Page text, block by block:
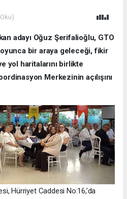
adayı Oğuz Şerifalioğlu, GTO
bir araya geleceği, fikir
yol haritalarını birlikte
Merkezinin açılışını
Hürriyet Caddesi No:16,’da